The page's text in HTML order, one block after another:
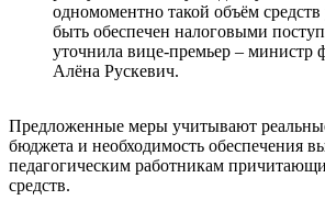
одномоментно такой объём
быть обеспечен налоговыми
уточнила вице-премьер – министр
Алёна Рускевич.
Предложенные меры учитывают
бюджета и необходимость обеспечения
педагогическим работникам
средств.